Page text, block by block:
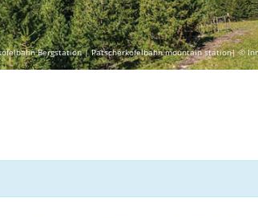
Bergstation | Patscherkofelbahn mountain station| ©